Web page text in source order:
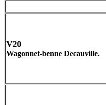
V20
Wagonnet-benne Decauville.